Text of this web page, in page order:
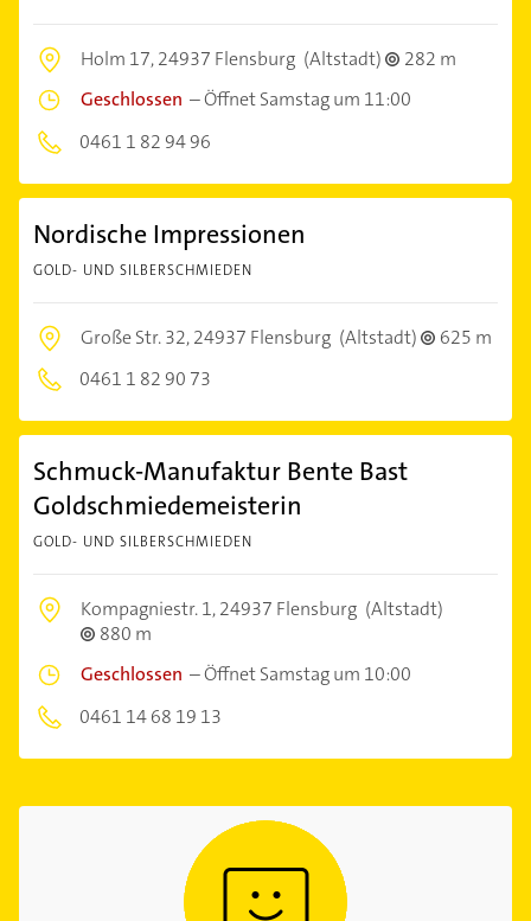
Holm 17,24937 Flensburg (Altstadt)
282 m
Geschlossen –Öffnet Samstag um 11:00
0461 1 82 94 96
Nordische Impressionen
GOLD- UND SILBERSCHMIEDEN
Große Str. 32,24937 Flensburg (Altstadt)
625 m
0461 1 82 90 73
Schmuck-Manufaktur Bente Bast
Goldschmiedemeisterin
GOLD- UND SILBERSCHMIEDEN
Kompagniestr. 1,24937 Flensburg (Altstadt)
880 m
Geschlossen –Öffnet Samstag um 10:00
0461 14 68 19 13